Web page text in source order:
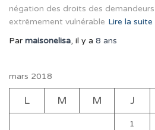
négation des droits des
extrêmement vulnérable Lire la suite
Par maisonelisa, il y a 8 ans
mars 2018
L M M J
1